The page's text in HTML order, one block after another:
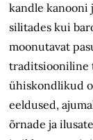
kandle kanooni
silitades kui
moonutavat
traditsiooniline
ühiskondlikud
eeldused,
õrnade ja